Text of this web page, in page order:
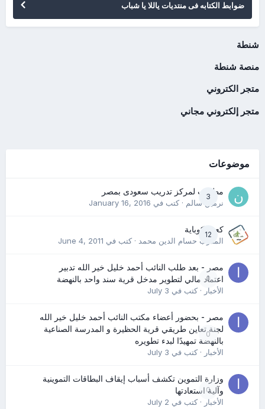
ضوابط الكتابه فى منتديات ياللا يا شباب
شنطة
منصة شنطة
متجر الكتروني
متجر إلكتروني مجاني
موضوعات
3
مطلوب لمركز تدريب سعودى بمصر
نرمين سالم· كتب في January 16, 2016
12
كعب كوباية
المدرب حسام الدين محمد· كتب في June 4, 2011
0
مصر - بعد طلب النائب أحمد خليل خير الله تدبير
اعتماد مالي لتطوير مدخل قرية سند واحد بالنهضة
الأخبار· كتب في July 3
0
مصر - بحضور أعضاء مكتب النائب أحمد خليل خير الله
لجنة تعاين طريقي قرية الحظيرة و المدرسة الصناعية
بالنهضة تمهيدًا لبدء تطويره
الأخبار· كتب في July 3
0
وزارة التموين تكشف أسباب إيقاف البطاقات التموينية
وآلية استعادتها
الأخبار· كتب في July 2